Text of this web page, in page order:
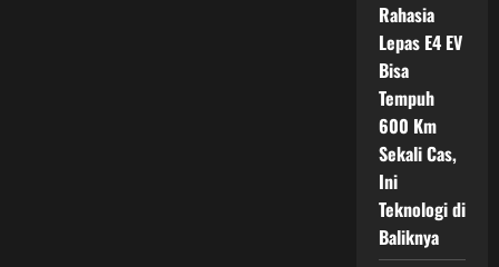
Rahasia
Lepas E4 EV
Bisa
Tempuh
600 Km
Sekali Cas,
Ini
Teknologi di
Baliknya